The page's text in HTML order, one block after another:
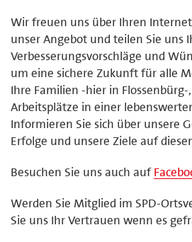
Wir freuen uns über Ihren
unser Angebot und teilen Sie uns
Verbesserungsvorschläge und
um eine sichere Zukunft für alle
Ihre Familien -hier in Flossenbürg-
Arbeitsplätze in einer
Informieren Sie sich über unsere
Erfolge und unsere Ziele auf
Besuchen Sie uns auch auf
Werden Sie Mitglied im SPD-
Sie uns Ihr Vertrauen wenn es